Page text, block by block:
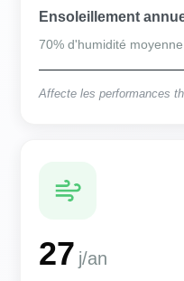
Ensoleillement
70% d'humidité moyenne
Affecte les performances
27 j/an